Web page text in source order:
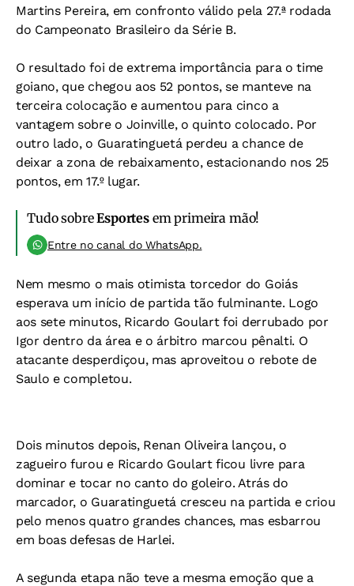
Martins Pereira, em confronto válido pela 27.ª rodada
do Campeonato Brasileiro da Série B.
O resultado foi de extrema importância para o time
goiano, que chegou aos 52 pontos, se manteve na
terceira colocação e aumentou para cinco a
vantagem sobre o Joinville, o quinto colocado. Por
outro lado, o Guaratinguetá perdeu a chance de
deixar a zona de rebaixamento, estacionando nos 25
pontos, em 17.º lugar.
Tudo sobreEsportesem primeira mão!
Entre no canal do WhatsApp.
Nem mesmo o mais otimista torcedor do Goiás
esperava um início de partida tão fulminante. Logo
aos sete minutos, Ricardo Goulart foi derrubado por
Igor dentro da área e o árbitro marcou pênalti. O
atacante desperdiçou, mas aproveitou o rebote de
Saulo e completou.
Dois minutos depois, Renan Oliveira lançou, o
zagueiro furou e Ricardo Goulart ficou livre para
dominar e tocar no canto do goleiro. Atrás do
marcador, o Guaratinguetá cresceu na partida e criou
pelo menos quatro grandes chances, mas esbarrou
em boas defesas de Harlei.
A segunda etapa não teve a mesma emoção que a